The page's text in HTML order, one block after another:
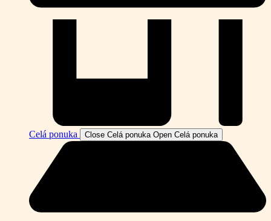
Celá ponuka Close Celá ponuka Open Celá ponuka